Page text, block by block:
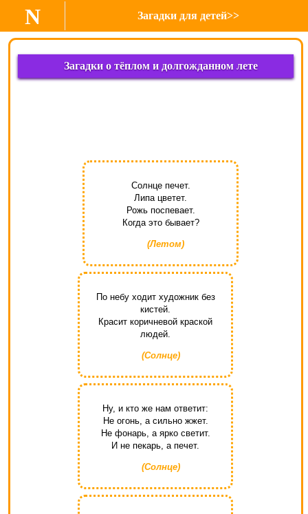
N Загадки для детей>>
Загадки о тёплом и долгожданном лете
Солнце печет.
Липа цветет.
Рожь поспевает.
Когда это бывает?
(Летом)
По небу ходит художник без
кистей.
Красит коричневой краской
людей.
(Солнце)
Ну, и кто же нам ответит:
Не огонь, а сильно жжет.
Не фонарь, а ярко светит.
И не пекарь, а печет.
(Солнце)